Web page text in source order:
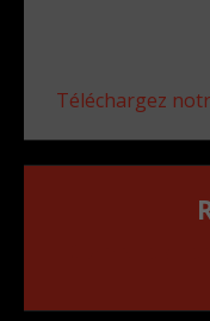
Téléchargez